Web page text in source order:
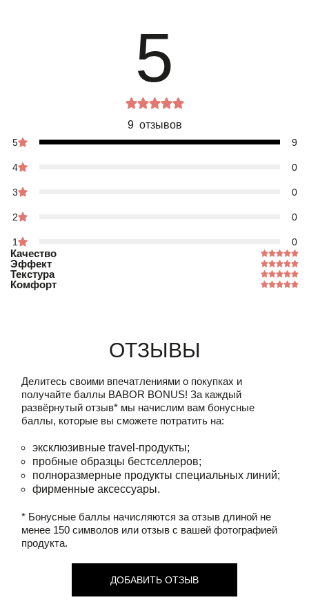
5
9 отзывов
5 9
4 0
3 0
2 0
1 0
Качество
Эффект
Текстура
Комфорт
Отзывы
Делитесь своими впечатлениями о покупках и
получайте баллы BABOR BONUS! За каждый
развёрнутый отзыв* мы начислим вам бонусные
баллы, которые вы сможете потратить на:
эксклюзивные travel-продукты;
пробные образцы бестселлеров;
полноразмерные продукты специальных линий;
фирменные аксессуары.
* Бонусные баллы начисляются за отзыв длиной не
менее 150 символов или отзыв с вашей фотографией
продукта.
ДОБАВИТЬ ОТЗЫВ